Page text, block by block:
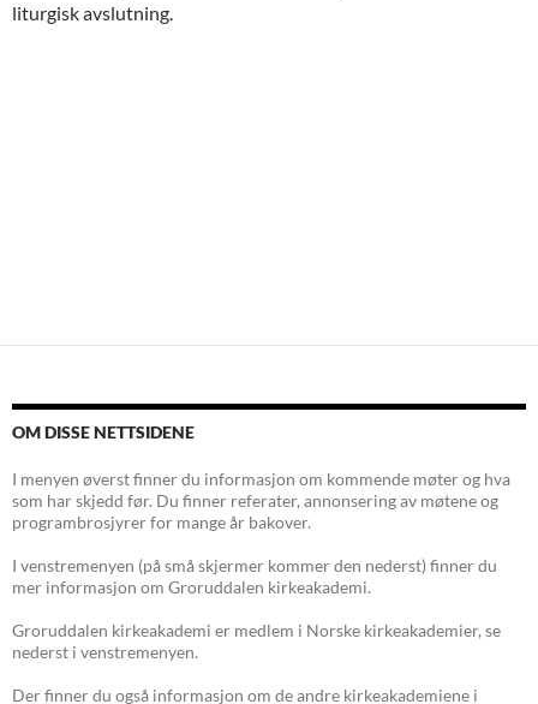
liturgisk avslutning.
OM DISSE NETTSIDENE
I menyen øverst finner du informasjon om kommende møter og hva
som har skjedd før. Du finner referater, annonsering av møtene og
programbrosjyrer for mange år bakover.
I venstremenyen (på små skjermer kommer den nederst) finner du
mer informasjon om Groruddalen kirkeakademi.
Groruddalen kirkeakademi er medlem i Norske kirkeakademier, se
nederst i venstremenyen.
Der finner du også informasjon om de andre kirkeakademiene i